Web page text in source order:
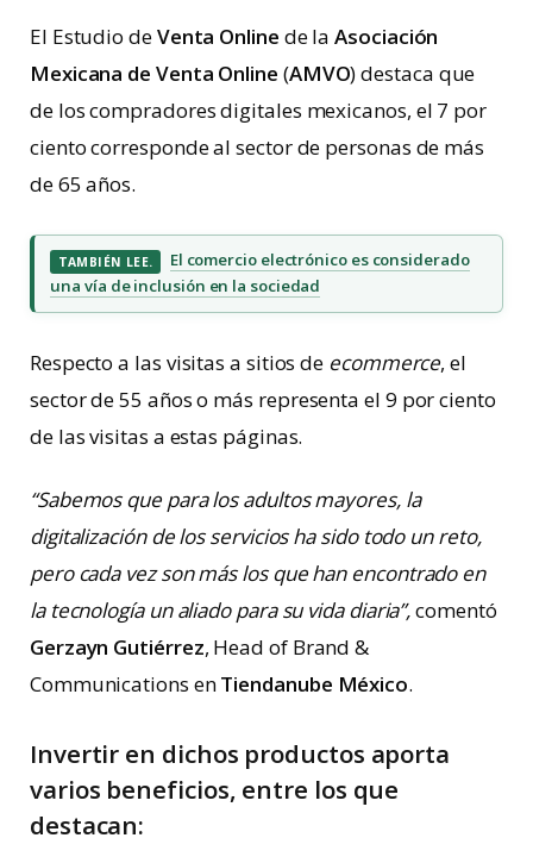
El Estudio deVenta Online de laAsociación
Mexicana de Venta Online (AMVO) destaca que
de los compradores digitales mexicanos, el 7 por
ciento corresponde al sector de personas de más
de 65 años.
TAMBIÉN LEE.
El comercio electrónico es considerado
una vía de inclusión en la sociedad
Respecto a las visitas a sitios de ecommerce, el
sector de 55 años o más representa el 9 por ciento
de las visitas a estas páginas.
“Sabemos que para los adultos mayores, la
digitalización de los servicios ha sido todo un reto,
pero cada vez son más los que han encontrado en
la tecnología un aliado para su vida diaria”,comentó
Gerzayn Gutiérrez, Head of Brand &
Communications enTiendanube México.
Invertir en dichos productos aporta
varios beneficios, entre los que
destacan: